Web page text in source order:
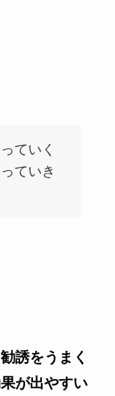
ていく
ていき
勧誘をうまく
が出やすい